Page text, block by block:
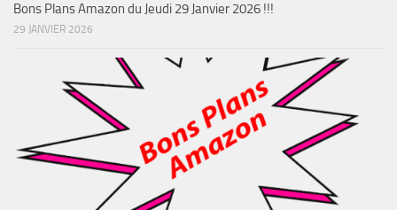
Bons Plans Amazon du Jeudi 29 Janvier 2026 !!!
29 JANVIER 2026